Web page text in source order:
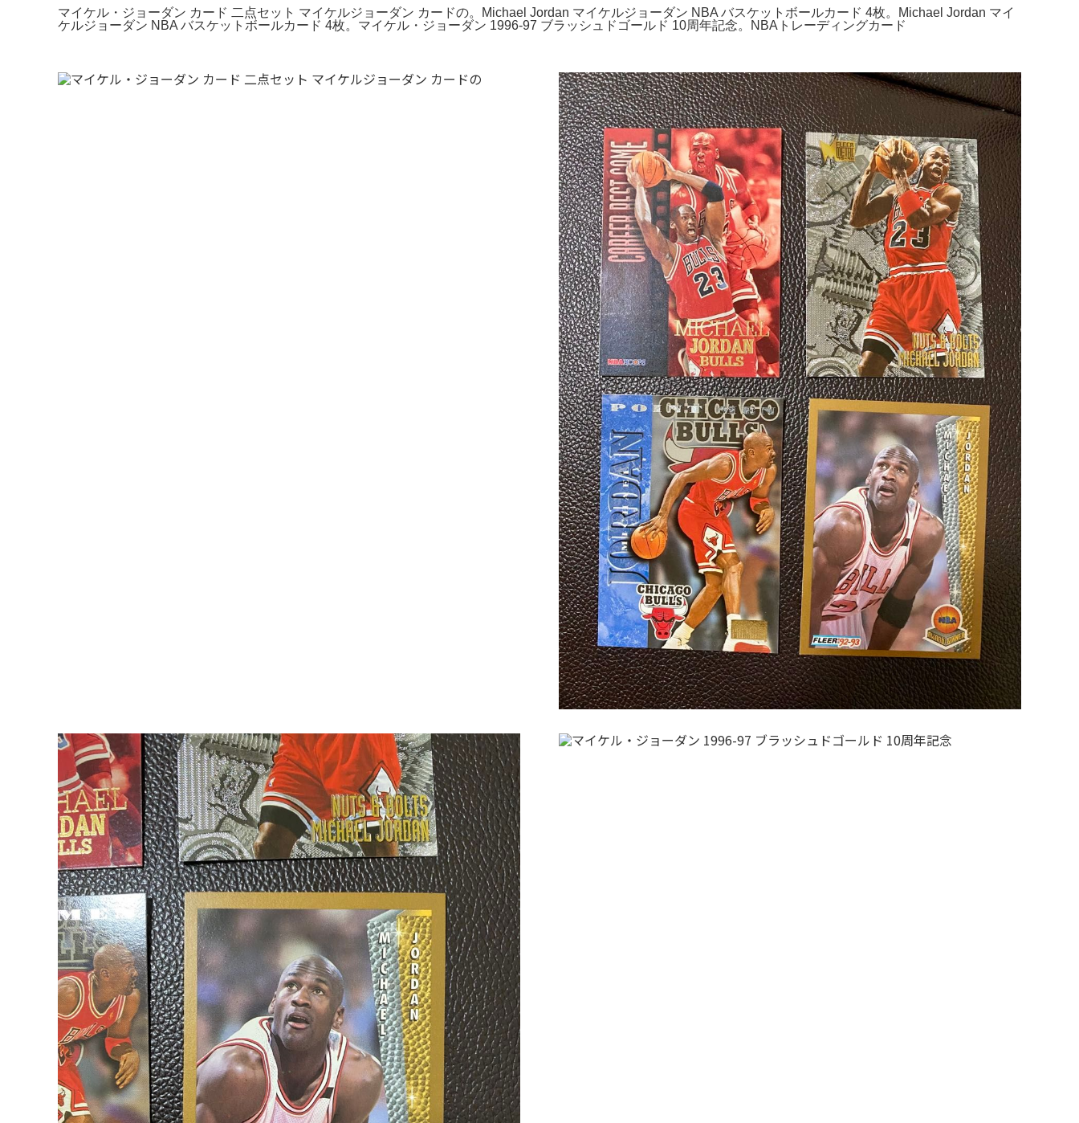
マイケル・ジョーダン カード 二点セット マイケルジョーダン カードの。Michael Jordan マイケルジョーダン NBA バスケットボールカード 4枚。Michael Jordan マイ
ケルジョーダン NBA バスケットボールカード 4枚。マイケル・ジョーダン 1996-97 ブラッシュドゴールド 10周年記念。NBAトレーディングカード